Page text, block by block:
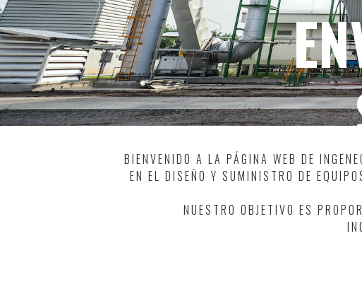
BIENVENIDO A LA PÁGINA WEB DE
EN EL DISEÑO Y SUMINISTRO DE
NUESTRO OBJETIVO ES